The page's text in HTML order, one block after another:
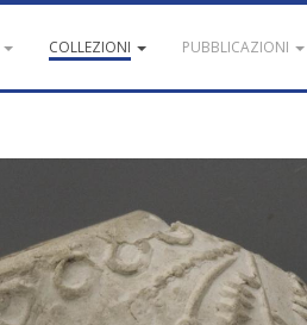
COLLEZIONI PUBBLICAZIONI